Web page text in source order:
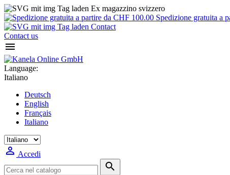
Ex magazzino svizzero
Spedizione gratuita a
Contact
Contact us

Language:
Italiano
Deutsch
English
Français
Italiano
 Accedi
